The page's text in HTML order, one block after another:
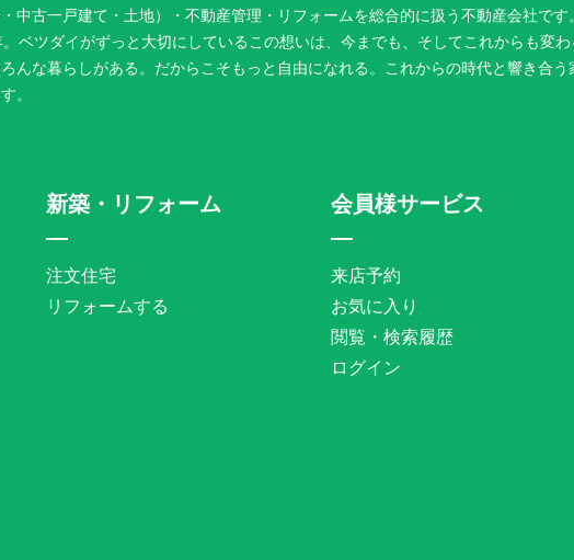
中古一戸建て・土地）・不動産管理・リフォームを総合的に扱う不動産会社です。
ベツダイがずっと大切にしているこの想いは、今までも、そしてこれからも変わ
んな暮らしがある。だからこそもっと自由になれる。これからの時代と響き合う
。
新築・リフォーム
注文住宅
リフォームする
会員様サービス
来店予約
お気に入り
閲覧・検索履歴
ログイン